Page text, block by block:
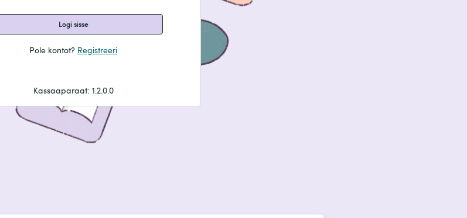
Logi sisse
Pole kontot? Registreeri
Kassaaparaat: 1.2.0.0